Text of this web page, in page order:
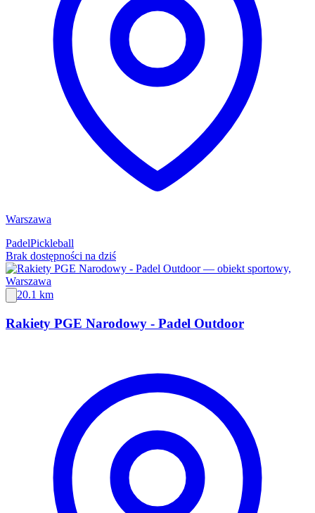
Warszawa
PadelPickleball
Brak dostępności na dziś
20.1 km
Rakiety PGE Narodowy - Padel Outdoor